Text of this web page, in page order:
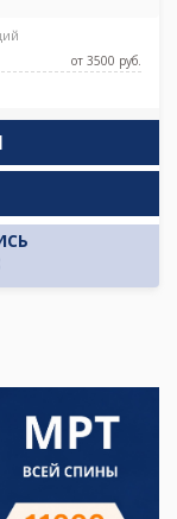
от 3500 pуб.